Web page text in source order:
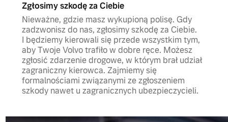
Zgłosimy szkodę za Ciebie
Nieważne, gdzie masz wykupioną polisę. Gdy
zadzwonisz do nas, zgłosimy szkodę za Ciebie.
I będziemy kierowali się przede wszystkim tym,
aby Twoje Volvo trafiło w dobre ręce. Możesz
zgłosić zdarzenie drogowe, w którym brał udział
zagraniczny kierowca. Zajmiemy się
formalnościami związanymi ze zgłoszeniem
szkody nawet u zagranicznych ubezpieczycieli.